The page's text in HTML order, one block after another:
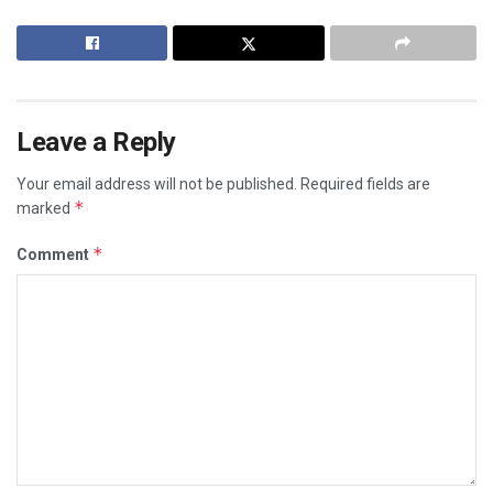
Leave a Reply
Your email address will not be published.
Required fields are
marked *
Comment *